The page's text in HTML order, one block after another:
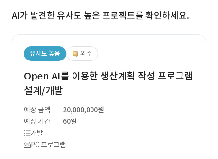
AI가 발견한 유사도 높은 프로젝트를 확인하세요.
유사도 높음 외주
Open AI를 이용한 생산계획 작성 프로그램
설계/개발
예상 금액
20,000,000원
예상 기간
60일
개발
PC 프로그램